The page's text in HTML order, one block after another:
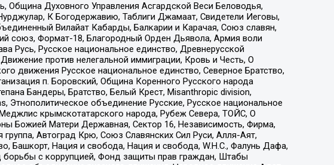
Духовного Управления Асгардской Веси Беловодья,
К Богодержавию, Таблиги Джамаат, Свидетели Иеговы,
Вилайат Кабарды, Балкарии и Карачая, Союз славян,
союз, Формат-18, Благородный Орден Дьявола, Армия воли
Русь, Русское национальное единство, Древнерусской
против нелегальной иммиграции, Кровь и Честь, О
движения Русское национальное единство, Северное Братство,
п. Боровский, Община Коренного Русского народа
Бандеры, Братство, Белый Крест, Misanthropic division,
Этнополитическое объединение Русские, Русское национальное
крымскотатарского народа, Рубеж Севера, ТОЙС, О
Божией Матери Державная, Сектор 16, Независимость, Фирма,
Автоград Крю, Союз Славянских Сил Руси, Алля-Аят,
Башкорт, Нация и свобода, Нация и свобода, W.H.С., Фалунь Дафа,
с коррупцией, Фонд защиты прав граждан, Штабы